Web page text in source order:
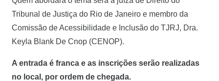
Tribunal de Justiça do Rio de Janeiro e membro da
Comissão de Acessibilidade e Inclusão do TJRJ, Dra.
Keyla Blank De Cnop (CENOP).
A entrada é franca e as inscrições serão realizadas
no local, por ordem de chegada.